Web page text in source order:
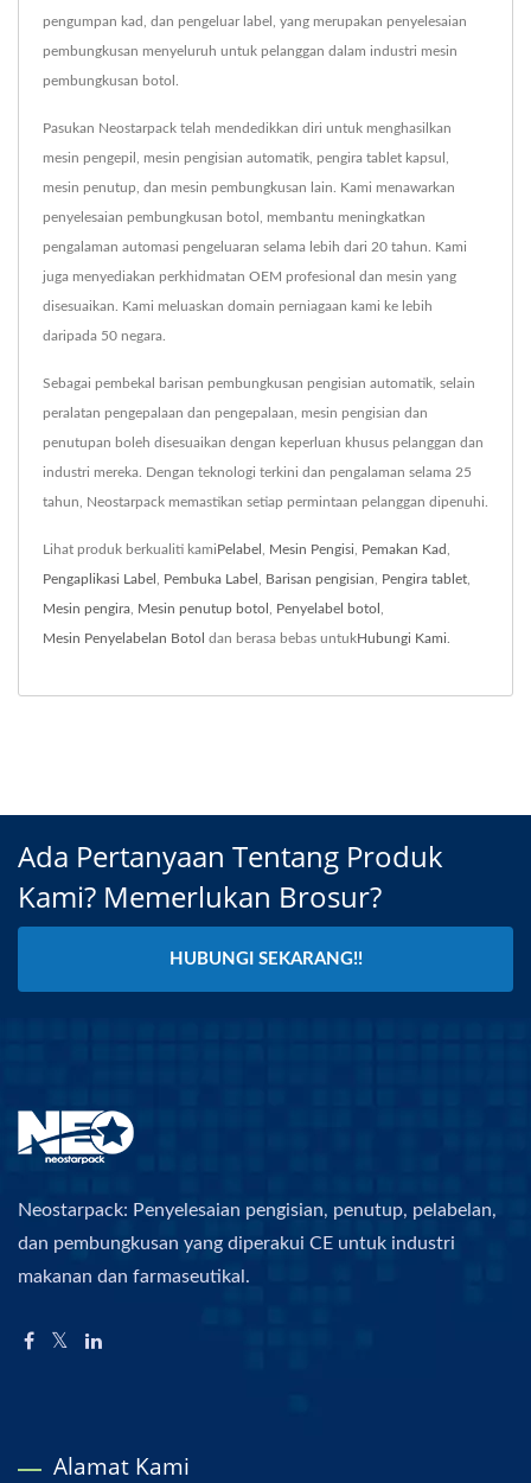
pengumpan kad, dan pengeluar label, yang merupakan penyelesaian
pembungkusan menyeluruh untuk pelanggan dalam industri mesin
pembungkusan botol.
Pasukan Neostarpack telah mendedikkan diri untuk menghasilkan
mesin pengepil, mesin pengisian automatik, pengira tablet kapsul,
mesin penutup, dan mesin pembungkusan lain. Kami menawarkan
penyelesaian pembungkusan botol, membantu meningkatkan
pengalaman automasi pengeluaran selama lebih dari 20 tahun. Kami
juga menyediakan perkhidmatan OEM profesional dan mesin yang
disesuaikan. Kami meluaskan domain perniagaan kami ke lebih
daripada 50 negara.
Sebagai pembekal barisan pembungkusan pengisian automatik, selain
peralatan pengepalaan dan pengepalaan, mesin pengisian dan
penutupan boleh disesuaikan dengan keperluan khusus pelanggan dan
industri mereka. Dengan teknologi terkini dan pengalaman selama 25
tahun, Neostarpack memastikan setiap permintaan pelanggan dipenuhi.
Lihat produk berkualiti kamiPelabel Mesin Pengisi Pemakan Kad
Pengaplikasi Label Pembuka Label Barisan pengisian Pengira tablet
Mesin pengira Mesin penutup botol Penyelabel botol
Mesin Penyelabelan Botol dan berasa bebas untukHubungi Kami
Ada Pertanyaan Tentang Produk
Kami? Memerlukan Brosur?
HUBUNGI SEKARANG!!
Neostarpack: Penyelesaian pengisian, penutup, pelabelan,
dan pembungkusan yang diperakui CE untuk industri
makanan dan farmaseutikal.
Alamat Kami